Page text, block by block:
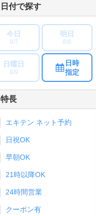
日付で探す
今日
8/7
明日
8/8
日曜日
8/9
日時
指定
特長
エキテン ネット予約
日祝OK
早朝OK
21時以降OK
24時間営業
クーポン有